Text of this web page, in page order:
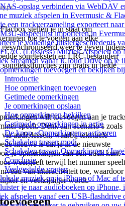
opslag verbinden via WebDAV
muziek afspelen in Evermusic &
een trackverzameling exporteert
afspeellijst importeren in
je volledige luistergeschiedenis
(Lossless) Muziek Afspelen op
streamen vanaf iCloud Drive op je
toevoegen en bekijken
Introductie
Hoe opmerkingen toevoegen
Getimede opmerkingen
Je opmerkingen opslaan
Hoe opmerkingen bekijken
Getimede opmerkingen in actie
De knop «Opmerkingen» activeren
Schakelen tussen modi
Schakelen tussen Opmerkingen /
Conclusie
Veelgestelde vragen
muziek op je iPhone of Mac af
je naar audioboeken op iPhone,
afspelen vanaf een USB-
stellen je in staat om
toe te voegen aan elke
weer te geven
songteksten en LRC-bestanden
zijn gratis in beide
wilt toevoegen aan je
speelt. Denk aan scenario’s zoals
audiolessen, waarbij tekstuele
nieuws is dat je in de nieuwste
je opmerkingen aan een track kunt
weergeeft terwijl het nummer
van interactiviteit toe, waardoor
en veelzijdiger wordt.